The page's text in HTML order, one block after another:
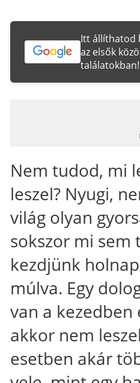
Itt állíthatod
az elsők
találatokban!
Nem tudod, mi
leszel? Nyugi,
világ olyan
sokszor mi sem
kezdjünk
múlva. Egy
van a kezedben
akkor nem
esetben akár